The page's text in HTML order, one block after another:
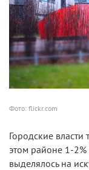
Фото: flickr.com
Городские
этом районе 1-2%
выделялось на